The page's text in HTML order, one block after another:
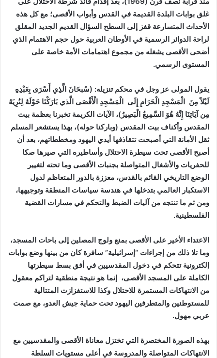
غلق بوابات البلدة القديمة في القدس وأبواب الأقصى؛ مع كل هذه
الأحداث المتسارعة قفز إلى السطح السؤال القديم الجديد المقلق
لراحة الدوائر الرسمية في الأوطان العربية حول حجم الاهتمام الذي
أضحى الأقصى يشغله من مجموع اهتمامات الأمة خاصة على
المستوى الرسمي.
يقول المولى عز وجل في محكم تنزيله: (سُبحَانَ الَّذِي أَسْرَى بِعَبْدِهِ
لَيْلاً مِنَ الْمَسْجِدِ الْحَرَامِ إِلَى الْمَسْجِدِ الْأَقْصَى الَّذي بَارَكْنَا حَوْلَهُ لِنُرِيَهُ
مِن آيَاتِنَا إِنَّهُ هُوَ السَّمِيعُ الْبَصِيرُ)، الآيات الكريمة تخبرنا بعظمة بيت
المقدس وأكناف بيت المقدس (وباركنا حوله)، بهذا يستشعر المسلم
ثقل الأمانة التي أصبحت تتقاذفها أيدي اليهود ومخططاتهم، بعد أن
أصبح الأقصى تحت سيطرة الاحتلال وأساطيره التي صيرها صكا
للحفريات والأشغال المتواصلة بجنبات الأقصى وما تحته لتغيير
الوضع التاريخي القائم بالقدس، معززة بالدور المتعاظم لدول
الاستكبار العالمي بتدخلها في هندسة سياسات المنطقة وتوجيهها،
ومن ثم ما تنتجه من آليات الضبط والتحكم في مسارات القضية
الفلسطينية.
الاعتداء الأخير على الأقصى بمنع ولوج المصلين إلى باحات المسجد،
وما تلا ذلك من إجراءات “إسرائيلية” سافرة كان من بينها وضع بوابات
إلكترونية تتحكم في دخول المقدسيين في أفق بسط سيطرتها
الكاملة على المسجد الأقصى، إنما هو نتيجة منطقية لتراكم معقول
من الانتهاكات المستمرة للاحتلال وكذا للاستفزازت المتتالية
للمستوطنين والمتطرفين اليهود تحت حماية جيش العدو، مع صمت
عربي مهول.
بهذه الصورة المختصرة التي تختزل معاناة الأقصى والمقدسيين مع
الانتهاكات المتواصلة والمدروسة في أعلى مستويات السلطة